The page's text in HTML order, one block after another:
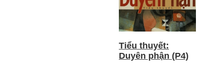
Tiểu thuyết:
Duyên phận (P4)